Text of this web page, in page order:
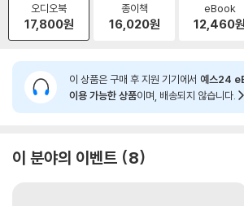
오디오북
17,800원
종이책
16,020원
eBook
12,460원
이 상품은 구매 후 지원 기기에서 예스24
이용 가능한 상품이며, 배송되지 않습니다.
이 분야의 이벤트 8